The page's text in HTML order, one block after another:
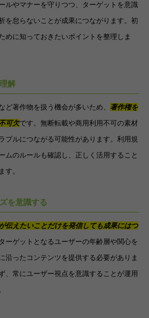
ルやマナーを守りつつ、ターゲットを意識
を怠らないことが成果につながります。初
めに知っておきたいポイントを整理しま
解
ど著作物を扱う機会が多いため、 著作権を
可欠です。無断転載や商用利用不可の素材
ブルにつながる可能性があります。利用規
ムのルールも確認し、正しく活用すること
す。
を意識する
伝えたいことだけを発信しても成果にはつ
ーゲットとなるユーザーの年齢層や関心を
沿ったコンテンツを提供する必要がありま
、常にユーザー視点を意識することが運用